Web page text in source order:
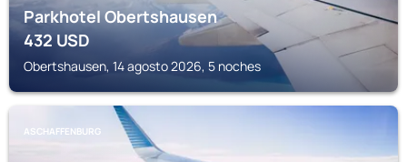
Parkhotel Obertshausen
432USD
Obertshausen, 14 agosto 2026, 5 noches
ASCHAFFENBURG